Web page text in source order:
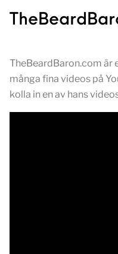
TheBeardBaron.com är
många fina videos på
kolla in en av hans